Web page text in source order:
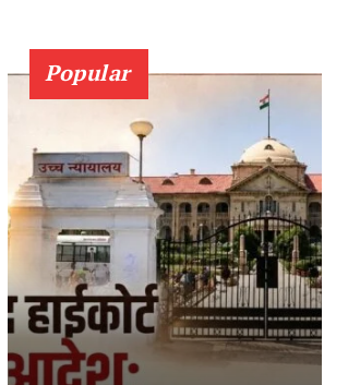
Popular